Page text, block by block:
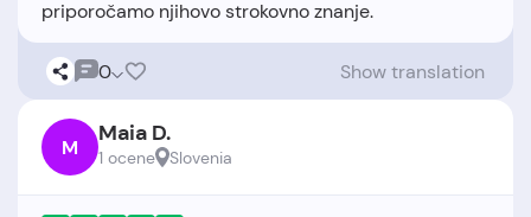
0 Show translation
M Maia D.
1 ocene Slovenia